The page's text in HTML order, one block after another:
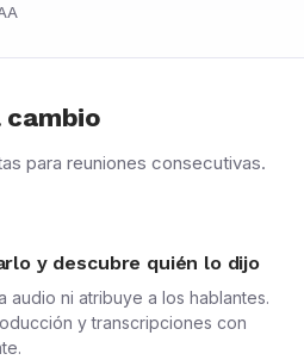
cambio
para reuniones consecutivas.
y descubre quién lo dijo
audio ni atribuye a los hablantes.
y transcripciones con